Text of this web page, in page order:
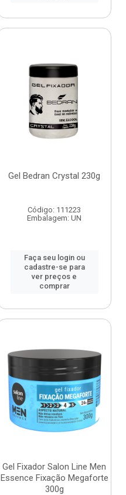
Gel Bedran Crystal 230g
Código: 111223
Embalagem: UN
Faça seu login ou
cadastre-se para
ver preços e
comprar
Gel Fixador Salon Line Men
Essence Fixação Megaforte
300g